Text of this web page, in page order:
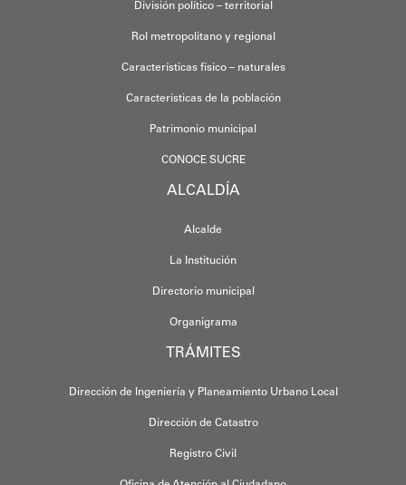
División político – territorial
Rol metropolitano y regional
Características físico – naturales
Características de la población
Patrimonio municipal
CONOCE SUCRE
ALCALDÍA
Alcalde
La Institución
Directorio municipal
Organigrama
TRÁMITES
Dirección de Ingeniería y Planeamiento Urbano Local
Dirección de Catastro
Registro Civil